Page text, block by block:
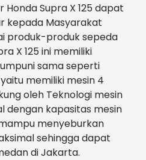
Supra X 125 dapat
kepada Masyarakat
produk-produk sepeda
X 125 ini memiliki
sama seperti
memiliki mesin 4
oleh Teknologi mesin
dengan kapasitas mesin
menyeburkan
sehingga dapat
di Jakarta.